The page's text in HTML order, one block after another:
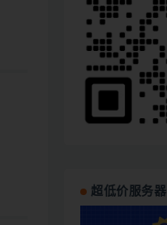
超低价服务器